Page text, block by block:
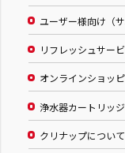
ユーザー様向け（
リフレッシュサー
オンラインショッ
浄水器カートリッ
クリナップについて